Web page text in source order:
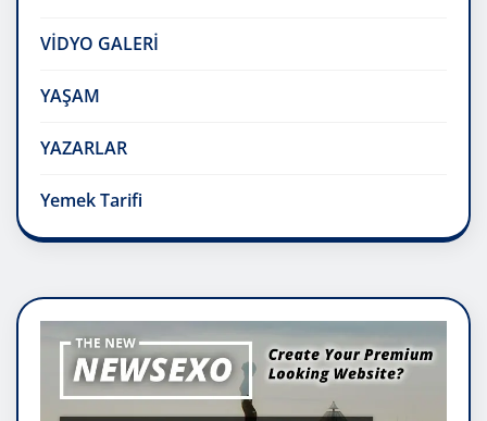
VİDYO GALERİ
YAŞAM
YAZARLAR
Yemek Tarifi